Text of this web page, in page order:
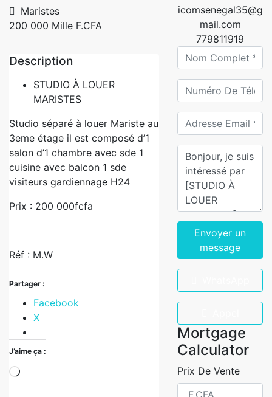
Maristes
200 000 Mille F.CFA
Description
STUDIO À LOUER
MARISTES
Studio séparé à louer Mariste au
3eme étage il est composé d’1
salon d’1 chambre avec sde 1
cuisine avec balcon 1 sde
visiteurs gardiennage H24
Prix : 200 000fcfa
Réf : M.W
Partager :
Facebook
X
J’aime ça :
icomsenegal35@g
mail.com
779811919
Envoyer un
message
Mortgage
Calculator
Prix De Vente